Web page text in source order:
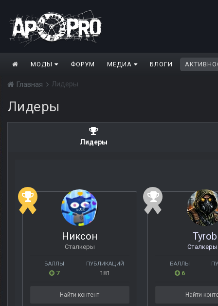
МОДЫ ФОРУМ МЕДИА БЛОГИ
Главная Лидеры
Лидеры
Лидеры
Никсон
Сталкеры
БАЛЛЫ
7
ПУБЛИКАЦИЙ
181
Найти контент
Tyrob
БАЛЛЫ
6
Найти